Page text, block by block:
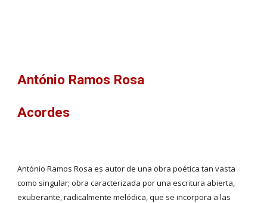
António Ramos Rosa
Acordes
António Ramos Rosa es autor de una obra poética tan vasta
como singular; obra caracterizada por una escritura abierta,
exuberante, radicalmente melódica, que se incorpora a las